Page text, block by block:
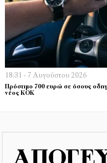
18:31 - 7 Αυγούστου 2026
Πρόστιμο 700 ευρώ σε όσους
νέος ΚΟΚ